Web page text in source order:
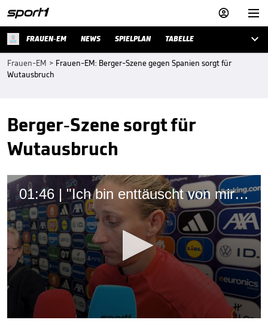


FRAUEN-EM NEWS SPIELPLAN TABELLE 
Frauen-EM > Frauen-EM: Berger-Szene gegen Spanien sorgt für
Wutausbruch
Berger-Szene sorgt für
Wutausbruch
01:46 | "Ich bin enttäuscht von mir selber"